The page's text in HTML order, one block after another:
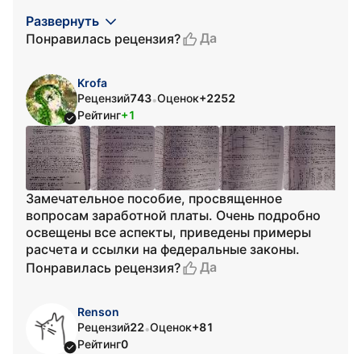
Развернуть
Понравилась рецензия?
Да
Krofa
Рецензий743•Оценок+2252
Рейтинг+1
Замечательное пособие, просвященное
вопросам заработной платы. Очень подробно
освещены все аспекты, приведены примеры
расчета и ссылки на федеральные законы.
Понравилась рецензия?
Да
Renson
Рецензий22•Оценок+81
Рейтинг0